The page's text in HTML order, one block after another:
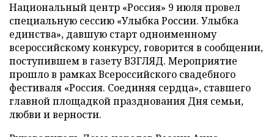
Национальный центр «Россия» 9 июля провел
специальную сессию «Улыбка России. Улыбка
единства», давшую старт одноименному
всероссийскому конкурсу, говорится в сообщении,
поступившем в газету ВЗГЛЯД. Мероприятие
прошло в рамках Всероссийского свадебного
фестиваля «Россия. Соединяя сердца», ставшего
главной площадкой празднования Дня семьи,
любви и верности.